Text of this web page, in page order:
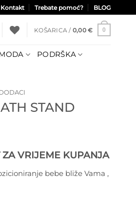
Kontakt Trebate pomoć? BLOG
KOŠARICA / 0,00 € 0
PODRŠKA
STAND
ZA VRIJEME KUPANJA
bebe bliže Vama ,